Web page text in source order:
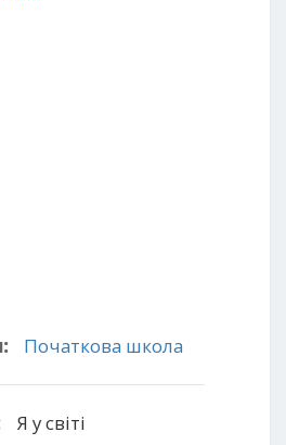
Початкова школа
Я у світі